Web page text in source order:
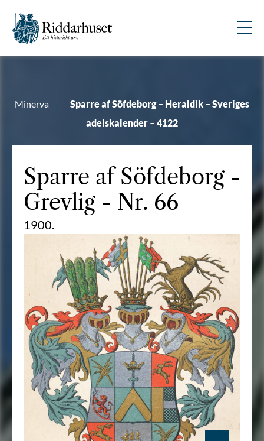
Minerva
Sparre af Söfdeborg – Heraldik – Sveriges
adelskalender – 4122
Sparre af Söfdeborg -
Grevlig - Nr. 66
1900.